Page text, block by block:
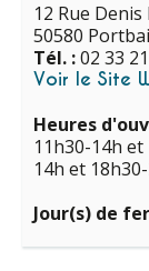
12 Rue
50580
Tél. :02 33
Voir le Site
Heures
11h30-14h
14h et
Jour(s) de